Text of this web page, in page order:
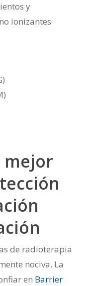
y
ionizantes
mejor
de radioterapia
nociva. La
en Barrier